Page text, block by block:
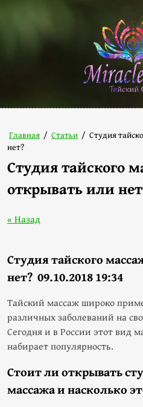
Главная / Статьи / Студия
нет?
Студия тайского
открывать или
« Назад
Студия тайского
нет? 09.10.2018 19:34
Тайский массаж широко
различных заболеваний на
Сегодня и в России этот вид
набирает популярность.
Стоит ли открывать
массажа и насколько